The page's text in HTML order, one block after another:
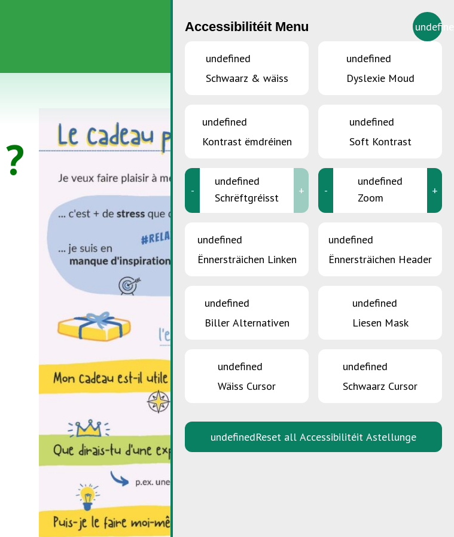
LU
Accessibilitéit Menu
undefined
Schwaarz & wäiss
undefined
Dyslexie Moud
undefined
Kontrast ëmdréinen
undefined
Soft Kontrast
-
undefined
Schrëftgréisst
+ -
undefined
Zoom
+
undefined
Ënnersträichen Linken
undefined
Ënnersträichen Header
undefined
Biller Alternativen
undefined
Liesen Mask
undefined
Wäiss Cursor
undefined
Schwaarz Cursor
undefinedReset all Accessibilitéit Astellunge